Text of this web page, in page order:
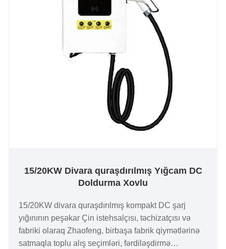
15/20KW Divara quraşdırılmış Yığcam DC
Doldurma Xovlu
15/20KW divara quraşdırılmış kompakt DC şarj
yığınının peşəkar Çin istehsalçısı, təchizatçısı və
fabriki olaraq Zhaofeng, birbaşa fabrik qiymətlərinə
satmaqla toplu alış seçimləri, fərdiləşdirmə